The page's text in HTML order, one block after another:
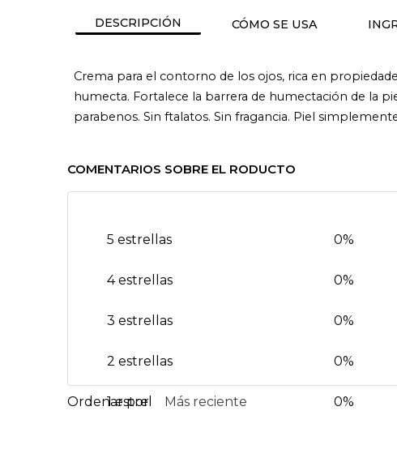
DESCRIPCIÓN CÓMO SE USA
Crema para el contorno de los ojos, rica en
humecta. Fortalece la barrera de humectación de la
parabenos. Sin ftalatos. Sin fragancia. Piel
COMENTARIOS SOBRE EL RODUCTO
5 estrellas 0%
4 estrellas 0%
3 estrellas 0%
2 estrellas 0%
1 estrella 0%
Más reciente